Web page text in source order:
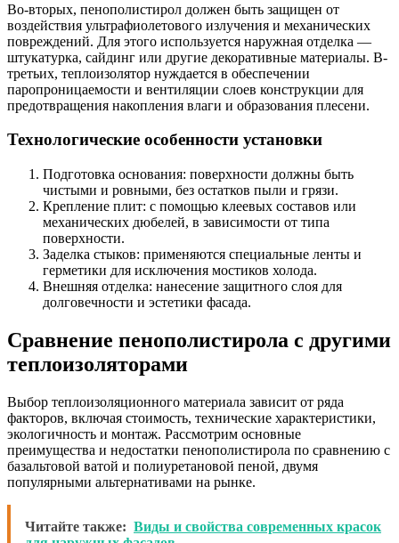
Во-вторых, пенополистирол должен быть защищен от
воздействия ультрафиолетового излучения и механических
повреждений. Для этого используется наружная отделка —
штукатурка, сайдинг или другие декоративные материалы. В-
третьих, теплоизолятор нуждается в обеспечении
паропроницаемости и вентиляции слоев конструкции для
предотвращения накопления влаги и образования плесени.
Технологические особенности установки
Подготовка основания: поверхности должны быть
чистыми и ровными, без остатков пыли и грязи.
Крепление плит: с помощью клеевых составов или
механических дюбелей, в зависимости от типа
поверхности.
Заделка стыков: применяются специальные ленты и
герметики для исключения мостиков холода.
Внешняя отделка: нанесение защитного слоя для
долговечности и эстетики фасада.
Сравнение пенополистирола с другими
теплоизоляторами
Выбор теплоизоляционного материала зависит от ряда
факторов, включая стоимость, технические характеристики,
экологичность и монтаж. Рассмотрим основные
преимущества и недостатки пенополистирола по сравнению с
базальтовой ватой и полиуретановой пеной, двумя
популярными альтернативами на рынке.
Читайте также: Виды и свойства современных красок